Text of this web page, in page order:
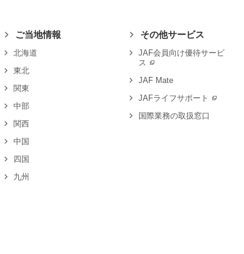
ご当地情報
北海道
東北
関東
中部
関西
中国
四国
九州
その他サービス
JAF会員向け優待サービ
ス
JAF Mate
JAFライフサポート
国際業務の取扱窓口